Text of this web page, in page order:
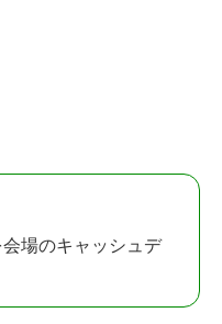
場のキャッシュデ